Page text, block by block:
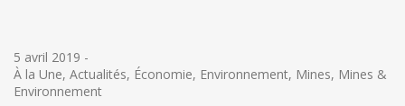
5 avril 2019 -
À la Une, Actualités, Économie, Environnement, Mines, Mines &
Environnement